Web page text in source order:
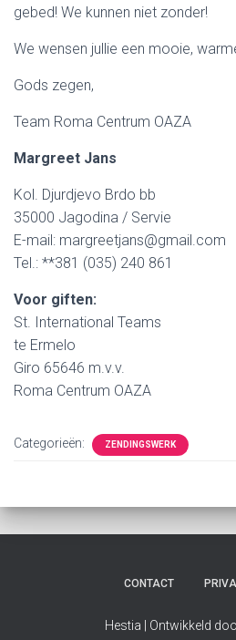
gebed! We kunnen niet zonder!
We wensen jullie een mooie,
Gods zegen,
Team Roma Centrum OAZA
Margreet Jans
Kol. Djurdjevo Brdo bb
35000 Jagodina / Servie
E-mail: margreetjans@gmail.com
Tel.: **381 (035) 240 861
Voor giften:
St. International Teams
te Ermelo
Giro 65646 m.v.v.
Roma Centrum OAZA
Categorieën: ZENDINGSWERK
CONTACT
Hestia | Ontwikkeld